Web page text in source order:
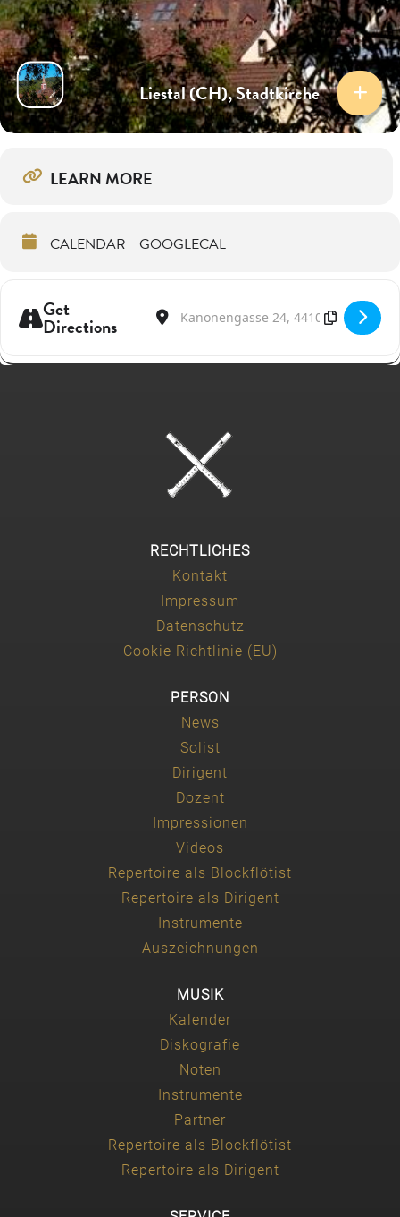
Liestal (CH), Stadtkirche
LEARN MORE
CALENDAR GOOGLECAL
Get
Directions
Address - Suite italienne | Maurice Steger
Destination Address - Suite italienne
RECHTLICHES
Kontakt
Impressum
Datenschutz
Cookie Richtlinie (EU)
PERSON
News
Solist
Dirigent
Dozent
Impressionen
Videos
Repertoire als Blockflötist
Repertoire als Dirigent
Instrumente
Auszeichnungen
MUSIK
Kalender
Diskografie
Noten
Instrumente
Partner
Repertoire als Blockflötist
Repertoire als Dirigent